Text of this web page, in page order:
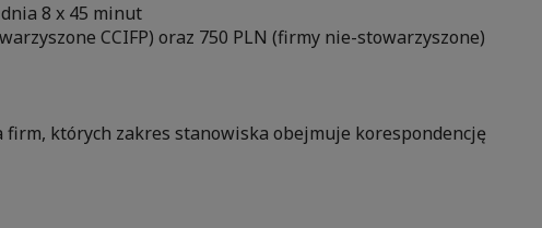
8 x 45 minut
CCIFP) oraz 750 PLN (firmy nie-stowarzyszone)
firm, których zakres stanowiska obejmuje korespondencję